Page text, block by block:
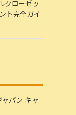
クローゼッ
ト完全ガイ
ャパン キャ